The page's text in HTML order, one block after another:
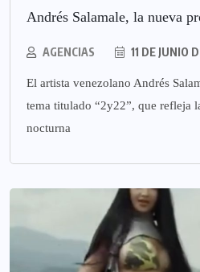
Andrés Salamale, la nueva
AGENCIAS 11 DE JUNIO
El artista venezolano Andrés
tema titulado “2y22”, que refleja
nocturna